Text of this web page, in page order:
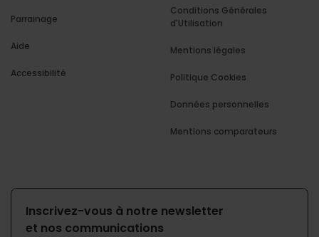
Parrainage
Aide
Accessibilité
Conditions Générales
d'Utilisation
Mentions légales
Politique Cookies
Données personnelles
Mentions comparateurs
Inscrivez-vous à notre newsletter
et nos communications